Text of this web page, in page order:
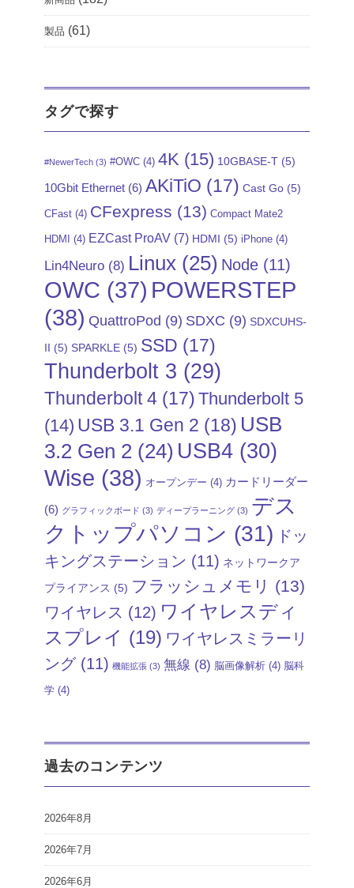
製品 (61)
タグで探す
#NewerTech (3) #OWC (4) 4K (15) 10GBASE-T (5)
10Gbit Ethernet (6) AKiTiO (17) Cast Go (5)
CFast (4) CFexpress (13) Compact Mate2
HDMI (4) EZCast ProAV (7) HDMI (5) iPhone (4)
Lin4Neuro (8) Linux (25) Node (11)
OWC (37) POWERSTEP
(38) QuattroPod (9) SDXC (9) SDXCUHS-
II (5) SPARKLE (5) SSD (17)
Thunderbolt 3 (29)
Thunderbolt 4 (17) Thunderbolt 5
(14) USB 3.1 Gen 2 (18) USB
3.2 Gen 2 (24) USB4 (30)
Wise (38) オープンデー (4) カードリーダー
(6) グラフィックボード (3) ディープラーニング (3) デス
クトップパソコン (31) ドッ
キングステーション (11) ネットワークア
プライアンス (5) フラッシュメモリ (13)
ワイヤレス (12) ワイヤレスディ
スプレイ (19) ワイヤレスミラーリ
ング(11) 機能拡張 (3) 無線 (8) 脳画像解析 (4) 脳科
学 (4)
過去のコンテンツ
2026年8月
2026年7月
2026年6月